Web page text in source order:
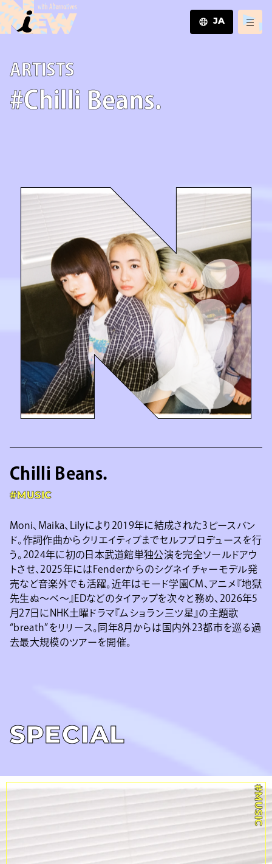
JA
A­R­T­I­S­T­S
#Chilli Beans.
Chilli Beans.
#MUSIC
Moni、Maika、Lilyにより2019年に結成された3ピースバン
ド。作詞作曲からクリエイティブまでセルフプロデュースを行
う。2024年に初の日本武道館単独公演を完全ソールドアウ
トさせ、2025年にはFenderからのシグネイチャーモデル発
売など音楽外でも活躍。近年はモード学園CM、アニメ『地獄
先生ぬ～べ～』EDなどのタイアップを次々と務め、2026年5
月27日にNHK土曜ドラマ『ムショラン三ツ星』の主題歌
“breath”をリリース。同年8月からは国内外23都市を巡る過
去最大規模のツアーを開催。
SPECIAL
#MUSIC